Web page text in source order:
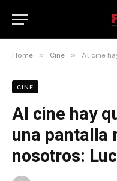
Home » Cine » Al cine hay que
CINE
Al cine hay
una pantalla
nosotros: